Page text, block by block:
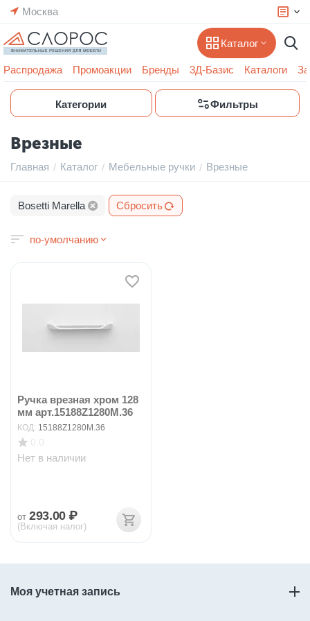
Москва
Каталог
Распродажа Промоакции Бренды 3Д-Базис Каталоги
Категории Фильтры
Врезные
Главная / Каталог / Мебельные ручки / Врезные
Bosetti Marella Сбросить
по-умолчанию
Ручка врезная хром 128
мм арт.15188Z1280M.36
КОД: 15188Z1280M.36
Нет в наличии
от 293.00 ₽
(Включая налог)
Моя учетная запись